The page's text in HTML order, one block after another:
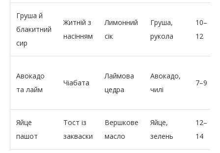
Груша й
блакитний
сир
Житній з
насінням
Лимонний
сік
Груша,
рукола
10–
12
Авокадо
та лайм
Чіабата
Лаймова
цедра
Авокадо,
чилі
7–9
Яйце
пашот
Тост із
закваски
Вершкове
масло
Яйце,
зелень
12–
14